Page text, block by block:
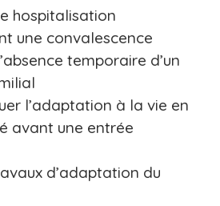
hospitalisation
une convalescence
temporaire d’un
l’adaptation à la vie en
avant une entrée
d’adaptation du